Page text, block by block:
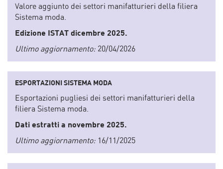
Valore aggiunto dei settori manifatturieri della filiera
Sistema moda.
Edizione ISTAT dicembre 2025.
Ultimo aggiornamento: 20/04/2026
ESPORTAZIONI SISTEMA MODA
Esportazioni pugliesi dei settori manifatturieri della
filiera Sistema moda.
Dati estratti a novembre 2025.
Ultimo aggiornamento: 16/11/2025